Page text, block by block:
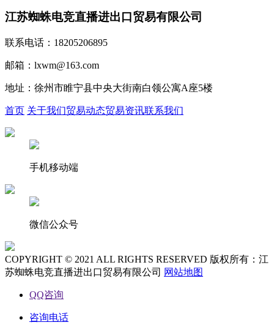
江苏蜘蛛电竞直播进出口贸易有限公司
联系电话：18205206895
邮箱：lxwm@163.com
地址：徐州市睢宁县中央大街南白领公寓A座5楼
首页 关于我们贸易动态贸易资讯联系我们
手机移动端
微信公众号
COPYRIGHT © 2021 ALL RIGHTS RESERVED 版权所有：江
苏蜘蛛电竞直播进出口贸易有限公司 网站地图
QQ咨询
咨询电话